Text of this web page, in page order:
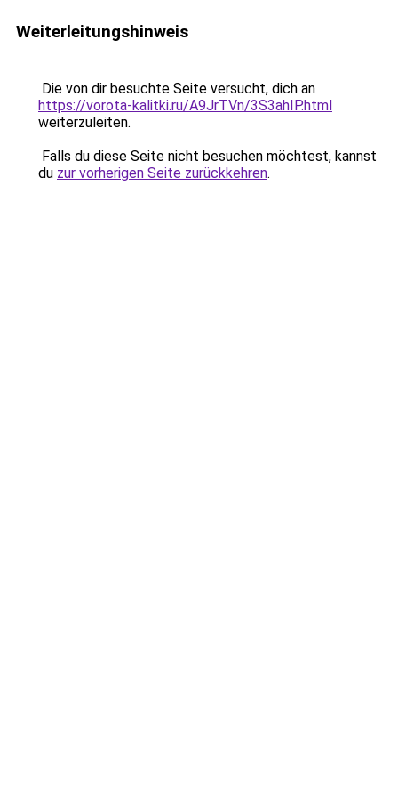
Weiterleitungshinweis
Die von dir besuchte Seite versucht, dich an
https://vorota-kalitki.ru/A9JrTVn/3S3ahIP.html
weiterzuleiten.
Falls du diese Seite nicht besuchen möchtest, kannst
du zur vorherigen Seite zurückkehren.